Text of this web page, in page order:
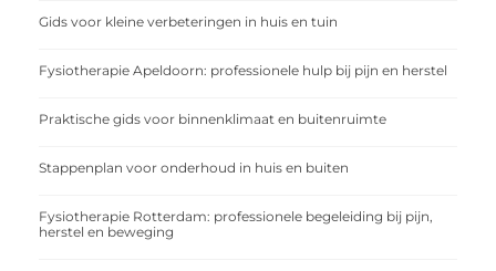
Gids voor kleine verbeteringen in huis en tuin
Fysiotherapie Apeldoorn: professionele hulp bij pijn en herstel
Praktische gids voor binnenklimaat en buitenruimte
Stappenplan voor onderhoud in huis en buiten
Fysiotherapie Rotterdam: professionele begeleiding bij pijn,
herstel en beweging